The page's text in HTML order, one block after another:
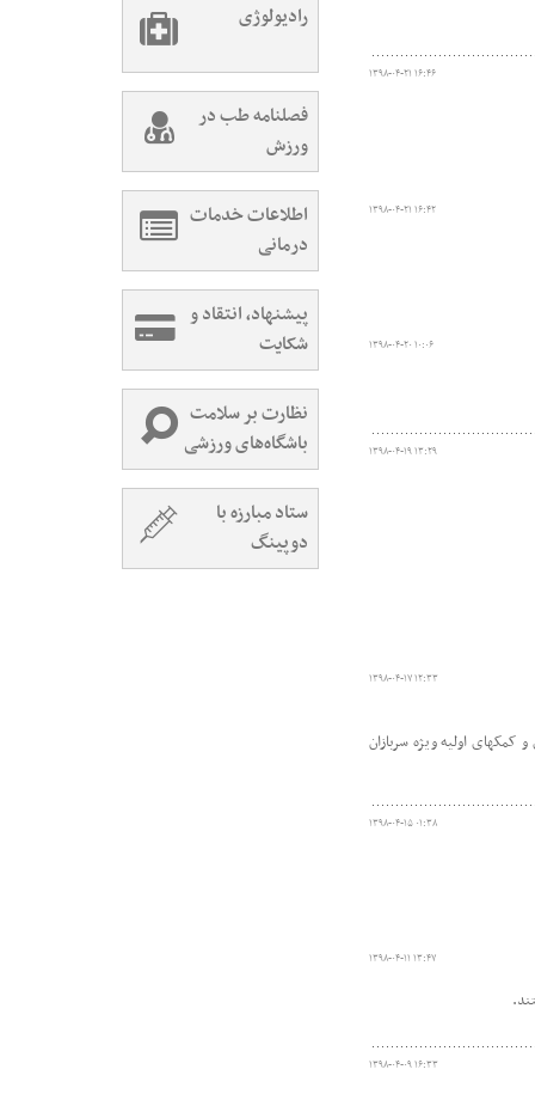
۱۳۹۸-۰۴-۲۱ ۱۶:۴۶
۱۳۹۸-۰۴-۲۱ ۱۶:۴۲
۱۳۹۸-۰۴-۲۰ ۱۰:۰۶
۱۳۹۸-۰۴-۱۹ ۱۳:۲۹
۱۳۹۸-۰۴-۱۷ ۱۲:۳۳
کمکهای اولیه ویژه سربازان
۱۳۹۸-۰۴-۱۵ ۰۱:۳۸
۱۳۹۸-۰۴-۱۱ ۱۳:۴۷
۱۳۹۸-۰۴-۰۹ ۱۶:۳۳
رادیولوژی
فصلنامه طب در
ورزش
اطلاعات خدمات
درمانی
پیشنهاد، انتقاد و
شکایت
نظارت بر سلامت
باشگاه‌های ورزشی
ستاد مبارزه با
دوپینگ